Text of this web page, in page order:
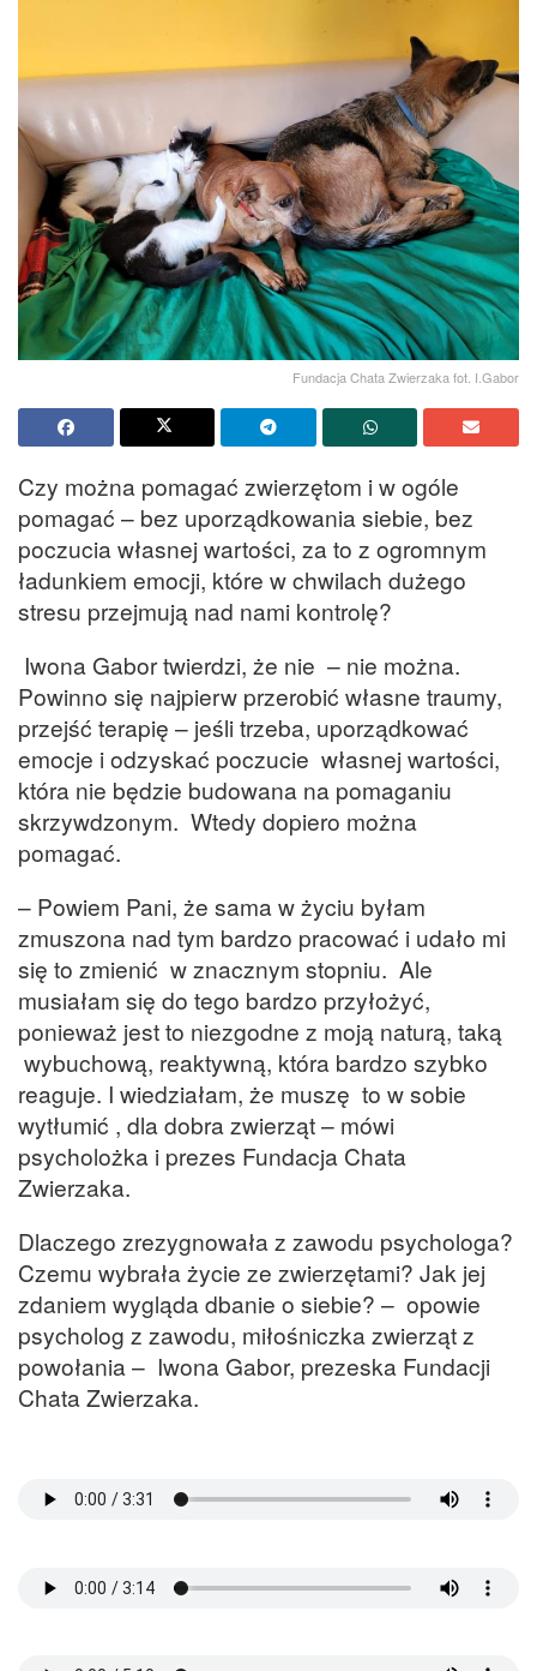
Fundacja Chata Zwierzaka fot. I.Gabor
Czy można pomagać zwierzętom i w ogóle
pomagać – bez uporządkowania siebie, bez
poczucia własnej wartości, za to z ogromnym
ładunkiem emocji, które w chwilach dużego
stresu przejmują nad nami kontrolę?
Iwona Gabor twierdzi, że nie – nie można.
Powinno się najpierw przerobić własne traumy,
przejść terapię – jeśli trzeba, uporządkować
emocje i odzyskać poczucie własnej wartości,
która nie będzie budowana na pomaganiu
skrzywdzonym. Wtedy dopiero można
pomagać.
– Powiem Pani, że sama w życiu byłam
zmuszona nad tym bardzo pracować i udało mi
się to zmienić w znacznym stopniu. Ale
musiałam się do tego bardzo przyłożyć,
ponieważ jest to niezgodne z moją naturą, taką
wybuchową, reaktywną, która bardzo szybko
reaguje. I wiedziałam, że muszę to w sobie
wytłumić , dla dobra zwierząt – mówi
psycholożka i prezes Fundacja Chata
Zwierzaka.
Dlaczego zrezygnowała z zawodu psychologa?
Czemu wybrała życie ze zwierzętami? Jak jej
zdaniem wygląda dbanie o siebie? – opowie
psycholog z zawodu, miłośniczka zwierząt z
powołania – Iwona Gabor, prezeska Fundacji
Chata Zwierzaka.